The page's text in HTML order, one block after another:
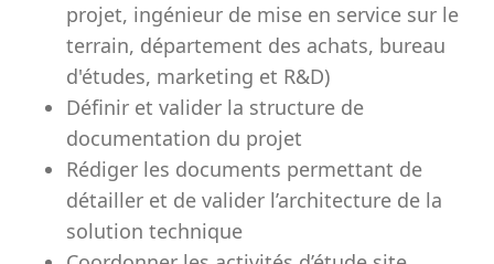
projet, ingénieur de mise en service sur le
terrain, département des achats, bureau
d'études, marketing et R&D)
Définir et valider la structure de
documentation du projet
Rédiger les documents permettant de
détailler et de valider l’architecture de la
solution technique